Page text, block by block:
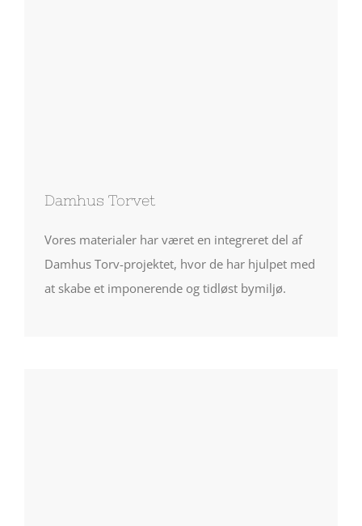
Damhus Torvet
Vores materialer har været en integreret del af
Damhus Torv-projektet, hvor de har hjulpet med
at skabe et imponerende og tidløst bymiljø.